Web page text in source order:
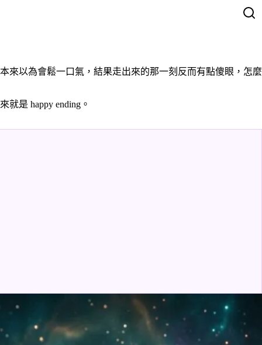
來以為會鬆一口氣，結果走出來的那一刻反而有點傻眼，怎麼
就是 happy ending。